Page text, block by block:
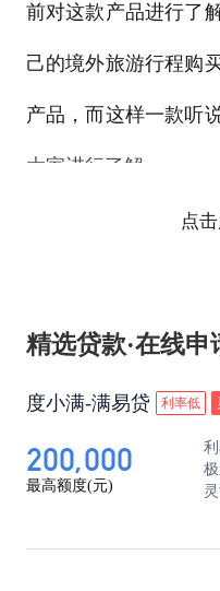
前对这款产品进行了
己的境外旅游行程购
产品，而这样一款听
大家进行了解。
这款名为平安携程
造，其主要服务对象
户，在保险保障上具
为保险公司提供额度
点
精选贷款·在线申
度小满-满易贷 利率低
200,000
最高额度(元)